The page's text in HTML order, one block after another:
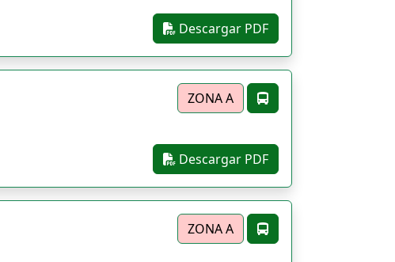
Descargar PDF
ZONA A
Descargar PDF
ZONA A